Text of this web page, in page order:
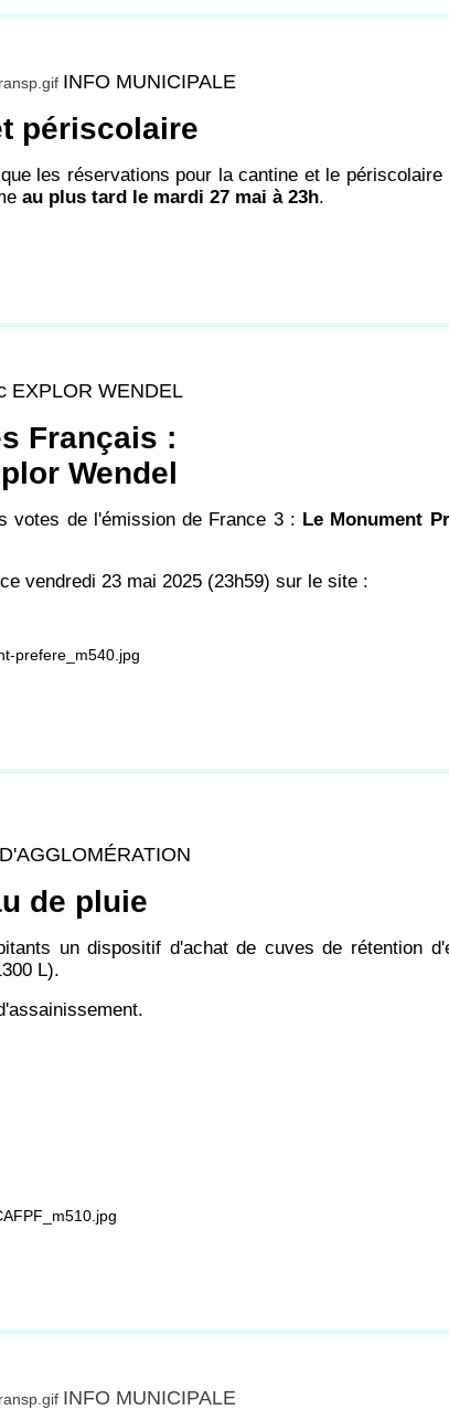
INFO MUNICIPALE
périscolaire
les réservations pour la cantine et le
au plus tard le mardi 27 mai à 23h.
EXPLOR WENDEL
Français :
Wendel
votes de l'émission de France 3 : Le Monument
vendredi 23 mai 2025 (23h59) sur le site :
de pluie
un dispositif d'achat de cuves de rétention
L).
INFO MUNICIPALE